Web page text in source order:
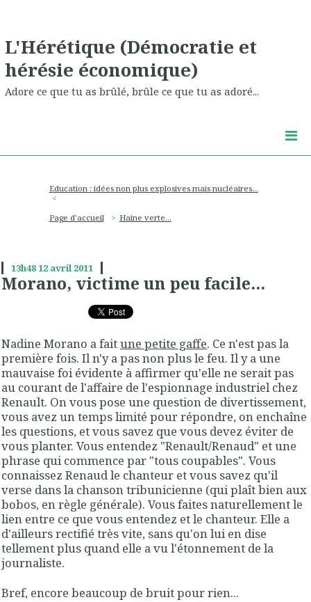
L'Hérétique (Démocratie et
hérésie économique)
Adore ce que tu as brûlé, brûle ce que tu as adoré...
Education : idées non plus explosives mais nucléaires...
Page d'accueil Haine verte...
13h4812 avril 2011
Morano, victime un peu facile...
Nadine Morano a faitune petite gaffe. Ce n'est pas la
première fois. Il n'y a pas non plus le feu. Il y a une
mauvaise foi évidente à affirmer qu'elle ne serait pas
au courant de l'affaire de l'espionnage industriel chez
Renault. On vous pose une question de divertissement,
vous avez un temps limité pour répondre, on enchaîne
les questions, et vous savez que vous devez éviter de
vous planter. Vous entendez "Renault/Renaud" et une
phrase qui commence par "tous coupables". Vous
connaissez Renaud le chanteur et vous savez qu'il
verse dans la chanson tribunicienne (qui plaît bien aux
bobos, en règle générale). Vous faites naturellement le
lien entre ce que vous entendez et le chanteur. Elle a
d'ailleurs rectifié très vite, sans qu'on lui en dise
tellement plus quand elle a vu l'étonnement de la
journaliste.
Bref, encore beaucoup de bruit pour rien...